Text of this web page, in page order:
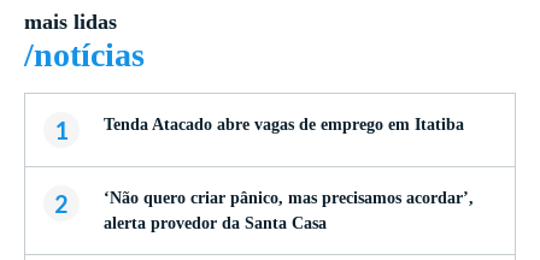
mais lidas
/notícias
1 Tenda Atacado abre vagas de emprego em Itatiba
2
‘Não quero criar pânico, mas precisamos acordar’,
alerta provedor da Santa Casa